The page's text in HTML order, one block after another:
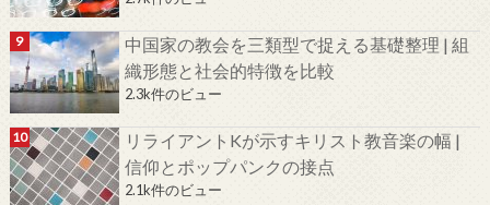
中国家の教会を三類型で捉える基礎整理 | 組
織形態と社会的特徴を比較
2.3k件のビュー
リライアントKが示すキリスト教音楽の幅 |
信仰とポップパンクの接点
2.1k件のビュー